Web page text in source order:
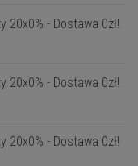
20x0% - Dostawa 0zł!
20x0% - Dostawa 0zł!
20x0% - Dostawa 0zł!